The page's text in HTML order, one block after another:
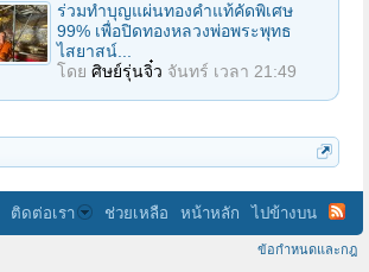
ร่วมทําบุญแผ่นทองคำแท้คัดพิเศษ
99% เพื่อปิดทองหลวงพ่อพระพุทธ
ไสยาสน์...
โดย ศิษย์รุ่นจิ๋ว จันทร์ เวลา 21:49
ติดต่อเรา ช่วยเหลือ หน้าหลัก ไปข้างบน
ข้อกำหนดและกฎ